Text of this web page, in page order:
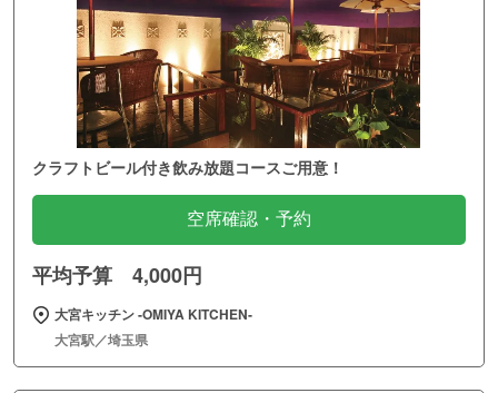
クラフトビール付き飲み放題コースご用意！
空席確認・予約
平均予算 4,000円
大宮キッチン ‐OMIYA KITCHEN‐
大宮駅／埼玉県